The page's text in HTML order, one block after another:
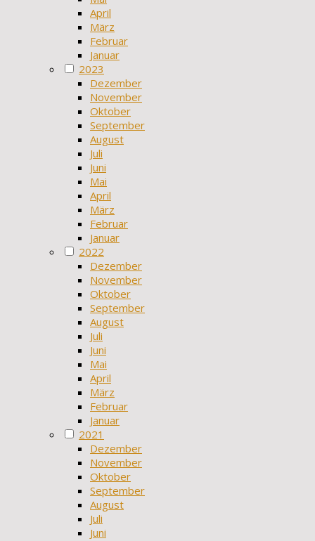
April
März
Februar
Januar
2023
Dezember
November
Oktober
September
August
Juli
Juni
Mai
April
März
Februar
Januar
2022
Dezember
November
Oktober
September
August
Juli
Juni
Mai
April
März
Februar
Januar
2021
Dezember
November
Oktober
September
August
Juli
Juni